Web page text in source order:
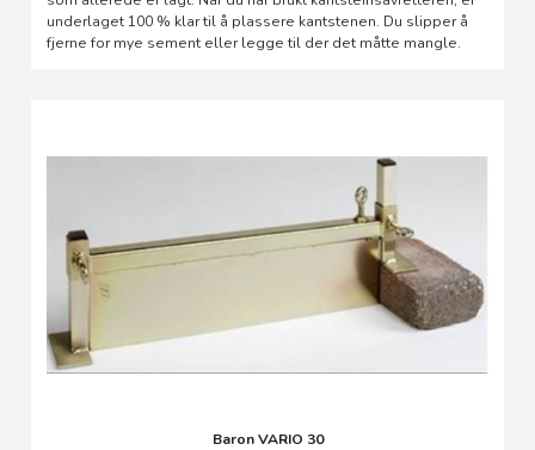
underlaget 100 % klar til å plassere kantstenen. Du slipper å
fjerne for mye sement eller legge til der det måtte mangle.
Baron VARIO 30